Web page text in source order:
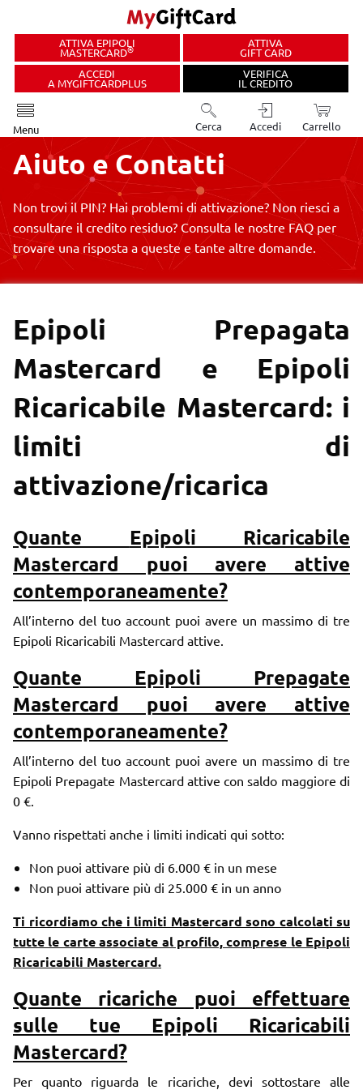
ATTIVA EPIPOLI
MASTERCARD® ATTIVA
GIFT CARD
ACCEDI
A MYGIFTCARDPLUS
VERIFICA
IL CREDITO
Menu Cerca Accedi Carrello
Aiuto eContatti
Non trovi il PIN? Hai problemi di attivazione? Non riesci a
consultare il credito residuo? Consulta le nostre FAQ per
trovare una risposta a queste e tante altre domande.
Epipoli Prepagata
Mastercard e Epipoli
Ricaricabile Mastercard: i
limiti di
attivazione/ricarica
Quante Epipoli Ricaricabile
Mastercard puoi avere attive
contemporaneamente?
All’interno del tuo account puoi avere un massimo di tre
Epipoli Ricaricabili Mastercard attive.
Quante Epipoli Prepagate
Mastercard puoi avere attive
contemporaneamente?
All’interno del tuo account puoi avere un massimo di tre
Epipoli Prepagate Mastercard attive con saldo maggiore di
0 €.
Vanno rispettati anche i limiti indicati qui sotto:
Non puoi attivare più di 6.000 € in un mese
Non puoi attivare più di 25.000 € in un anno
Ti ricordiamo che i limiti Mastercard sono calcolati su
tutte le carte associate al profilo, comprese le Epipoli
Ricaricabili Mastercard.
Quante ricariche puoi effettuare
sulle tue Epipoli Ricaricabili
Mastercard?
Per quanto riguarda le ricariche, devi sottostare alle